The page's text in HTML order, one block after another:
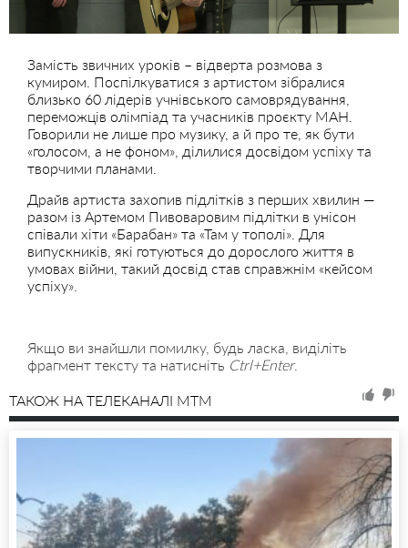
Замість звичних уроків – відверта розмова з
кумиром. Поспілкуватися з артистом зібралися
близько 60 лідерів учнівського самоврядування,
переможців олімпіад та учасників проєкту МАН.
Говорили не лише про музику, а й про те, як бути
«голосом, а не фоном», ділилися досвідом успіху та
творчими планами.
Драйв артиста захопив підлітків з перших хвилин —
разом із Артемом Пивоваровим підлітки в унісон
співали хіти «Барабан» та «Там у тополі». Для
випускників, які готуються до дорослого життя в
умовах війни, такий досвід став справжнім «кейсом
успіху».
Якщо ви знайшли помилку, будь ласка, виділіть
фрагмент тексту та натисніть Ctrl+Enter.
ТАКОЖ НА ТЕЛЕКАНАЛІ MTM